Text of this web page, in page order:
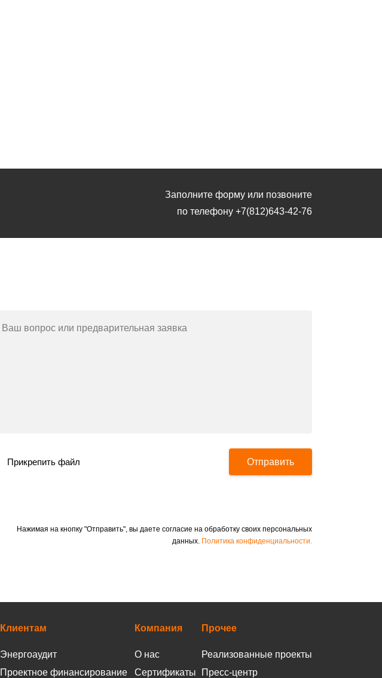
Заполните форму или позвоните
по телефону +7(812)643-42-76
Ваш вопрос или предварительная заявка
Прикрепить файл Отправить
Нажимая на кнопку "Отправить", вы даете согласие на обработку своих персональных
данных. Политика конфиденциальности.
Клиентам
Энергоаудит
Проектное финансирование
Компания
О нас
Сертификаты
Прочее
Реализованные проекты
Пресс-центр